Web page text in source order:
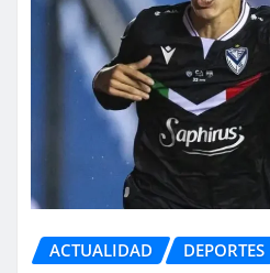
ACTUALIDAD DEPORTES